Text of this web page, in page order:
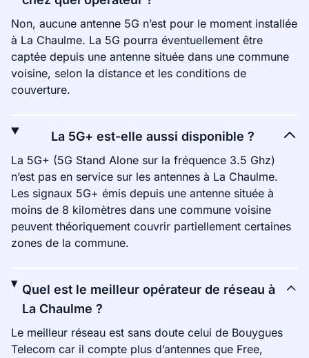
Non, aucune antenne 5G n’est pour le moment installée
à La Chaulme. La 5G pourra éventuellement être
captée depuis une antenne située dans une commune
voisine, selon la distance et les conditions de
couverture.
La 5G+ est-elle aussi disponible ?
La 5G+ (5G Stand Alone sur la fréquence 3.5 Ghz)
n’est pas en service sur les antennes à La Chaulme.
Les signaux 5G+ émis depuis une antenne située à
moins de 8 kilomètres dans une commune voisine
peuvent théoriquement couvrir partiellement certaines
zones de la commune.
Quel est le meilleur opérateur de réseau à
La Chaulme ?
Le meilleur réseau est sans doute celui de Bouygues
Telecom car il compte plus d’antennes que Free,